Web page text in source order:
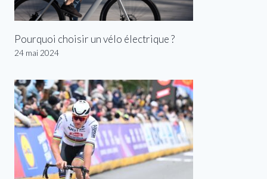
Pourquoi choisir un vélo électrique ?
24 mai 2024